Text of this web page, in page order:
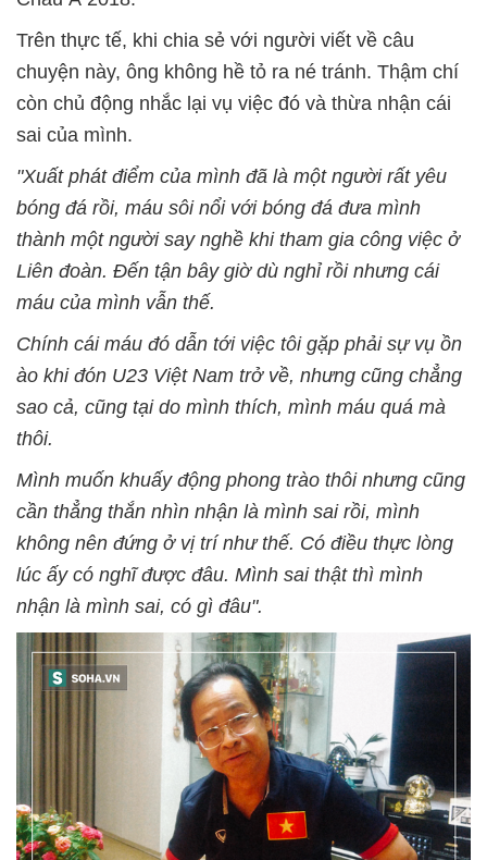
Trên thực tế, khi chia sẻ với người viết về câu
chuyện này, ông không hề tỏ ra né tránh. Thậm chí
còn chủ động nhắc lại vụ việc đó và thừa nhận cái
sai của mình.
"Xuất phát điểm của mình đã là một người rất yêu
bóng đá rồi, máu sôi nổi với bóng đá đưa mình
thành một người say nghề khi tham gia công việc ở
Liên đoàn. Đến tận bây giờ dù nghỉ rồi nhưng cái
máu của mình vẫn thế.
Chính cái máu đó dẫn tới việc tôi gặp phải sự vụ ồn
ào khi đón U23 Việt Nam trở về, nhưng cũng chẳng
sao cả, cũng tại do mình thích, mình máu quá mà
thôi.
Mình muốn khuấy động phong trào thôi nhưng cũng
cần thẳng thắn nhìn nhận là mình sai rồi, mình
không nên đứng ở vị trí như thế. Có điều thực lòng
lúc ấy có nghĩ được đâu. Mình sai thật thì mình
nhận là mình sai, có gì đâu".